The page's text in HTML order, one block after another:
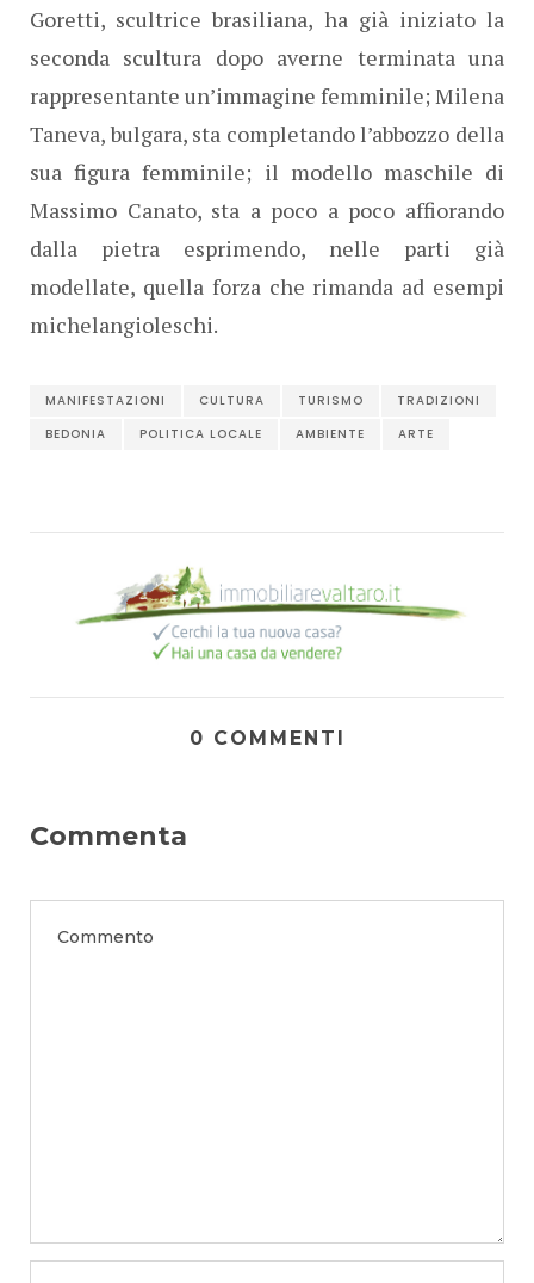
Goretti, scultrice brasiliana, ha già iniziato la
seconda scultura dopo averne terminata una
rappresentante un’immagine femminile; Milena
Taneva, bulgara, sta completando l’abbozzo della
sua figura femminile; il modello maschile di
Massimo Canato, sta a poco a poco affiorando
dalla pietra esprimendo, nelle parti già
modellate, quella forza che rimanda ad esempi
michelangioleschi.
MANIFESTAZIONI CULTURA TURISMO
TRADIZIONI
BEDONIA
POLITICA LOCALE AMBIENTE ARTE
0 COMMENTI
Commenta